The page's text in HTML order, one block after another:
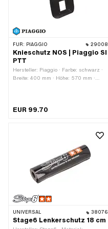
FÜR: PIAGGIO 29008
Knieschutz NOS | Piaggio SI
PTT
Hersteller: Piaggio · Farbe: schwarz ·
Breite: 400 mm · Höhe: 570 mm ·
EUR 99.70
UNIVERSAL 38076
Stage6 Lenkerschutz 18 cm